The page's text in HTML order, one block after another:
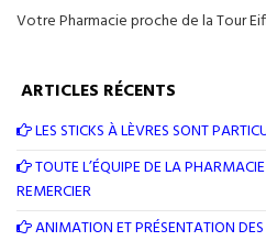
Votre Pharmacie proche de la Tour
ARTICLES RÉCENTS
LES STICKS À LÈVRES SONT
TOUTE L’ÉQUIPE DE LA
REMERCIER
ANIMATION ET PRÉSENTATION